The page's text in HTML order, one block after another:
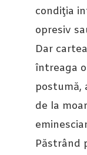
condiţia
opresiv
Dar
întreaga
postumă,
de la
Păstrând